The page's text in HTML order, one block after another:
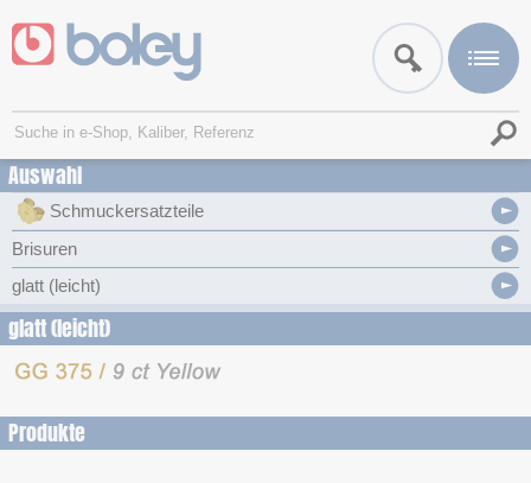
Auswahl
Schmuckersatzteile
Brisuren
glatt (leicht)
glatt (leicht)
Produkte